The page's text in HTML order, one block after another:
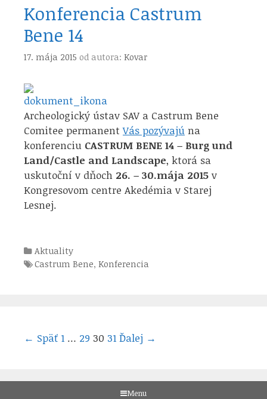
Konferencia Castrum
Bene 14
17. mája 2015 od autora: Kovar
Archeologický ústav SAV a Castrum Bene
Comitee permanentVás pozývajú na
konferenciu CASTRUM BENE 14 – Burg und
Land/Castle and Landscape, ktorá sa
uskutoční v dňoch 26. – 30.mája 2015 v
Kongresovom centre Akedémia v Starej
Lesnej.
Kategórie
Aktuality
Štítky
Castrum Bene, Konferencia
Navigácia
← Späť 1 … 29 30 31 Ďalej →
Menu